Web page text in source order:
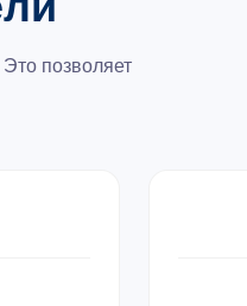
позволяет